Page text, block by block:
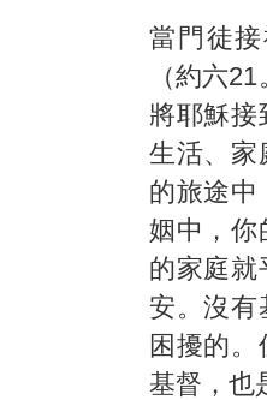
當門徒
（約六
將耶穌接
生活、家
的旅途中
姻中，你
的家庭就
安。沒有
困擾的
基督，也